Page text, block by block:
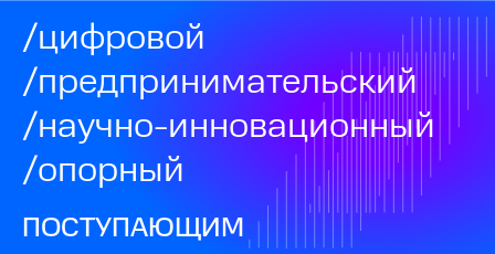
/цифровой
/предпринимательский
/научно-инновационный
/опорный
ПОСТУПАЮЩИМ